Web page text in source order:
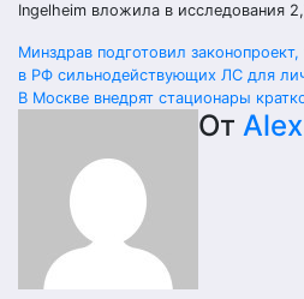
Ingelheim вложила в исследования
Навигация
по
записям
Минздрав подготовил
в РФ сильнодействующих ЛС для
В Москве внедрят стационары
От Alex